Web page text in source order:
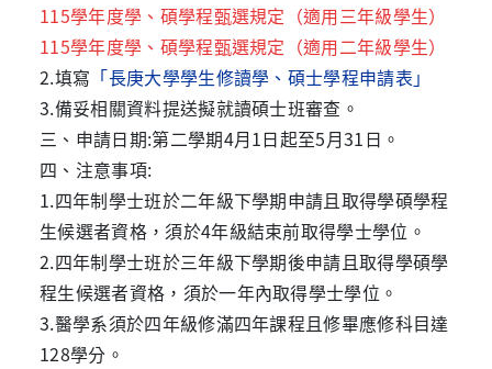
115學年度學、碩學程甄選規定（適用三年級學生）
115學年度學、碩學程甄選規定（適用二年級學生）
2.填寫 「長庚大學學生修讀學、碩士學程申請表」
3.備妥相關資料提送擬就讀碩士班審查。
三、申請日期:第二學期4月1日起至5月31日。
四、注意事項:
1.四年制學士班於二年級下學期申請且取得學碩學程
生候選者資格，須於4年級結束前取得學士學位。
2.四年制學士班於三年級下學期後申請且取得學碩學
程生候選者資格 ，須於一年內取得學士學位。
3.醫學系須於四年級修滿四年課程且修畢應修科目達
128學分。